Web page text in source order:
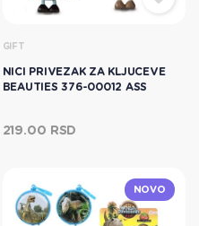
GIFT
NICI PRIVEZAK ZA KLJUCEVE
BEAUTIES 376-00012 ASS
219.00 RSD
NOVO